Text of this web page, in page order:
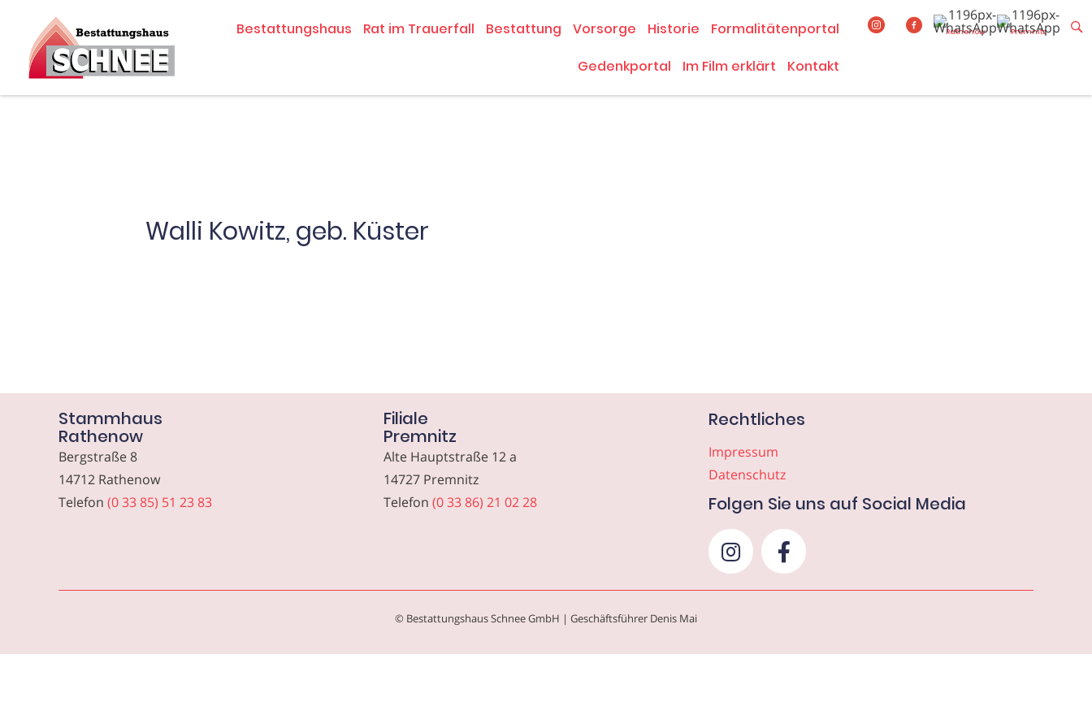
springen
Bestattungshaus Rat im Trauerfall Bestattung Vorsorge Historie
Formalitätenportal
Gedenkportal
Im Film erklärt Kontakt
Rathenow Premnitz
Walli Kowitz, geb. Küster
Stammhaus
Rathenow
Bergstraße 8
14712 Rathenow
Telefon (0 33 85) 51 23 83
Filiale
Premnitz
Alte Hauptstraße 12 a
14727 Premnitz
Telefon (0 33 86) 21 02 28
Rechtliches
Impressum
Datenschutz
Folgen Sie uns auf Social Media
© Bestattungshaus Schnee GmbH | Geschäftsführer Denis Mai